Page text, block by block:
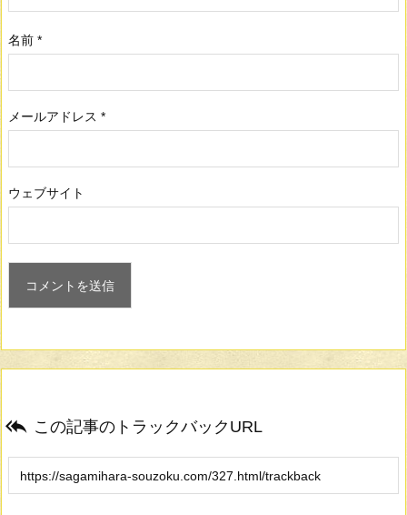
名前 *
メールアドレス *
ウェブサイト
 この記事のトラックバックURL